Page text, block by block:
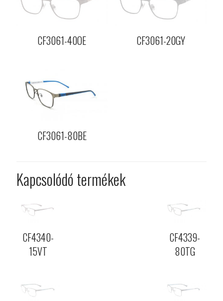
CF3061-40OE CF3061-20GY
CF3061-80BE
Kapcsolódó termékek
CF4340-
15VT
CF4339-
80TG